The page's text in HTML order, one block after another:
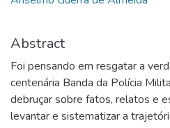
Abstract
Foi pensando em resgatar a
centenária Banda da Polícia
debruçar sobre fatos, relatos e
levantar e sistematizar a